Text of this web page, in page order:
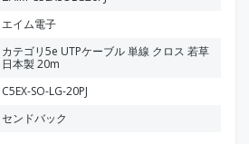
エイム電子
カテゴリ5e UTPケーブル 単線 クロス 若草
日本製 20m
C5EX-SO-LG-20PJ
センドバック